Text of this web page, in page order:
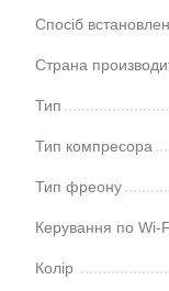
Спосіб
Страна
Тип
Тип компресора
Тип фреону
Керування по Wi-
Колір